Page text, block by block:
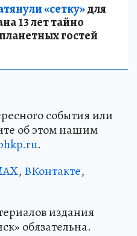
«сетку»для
13 лет тайно
гостей
события или
об этом нашим
.
, ВКонтакте,
издания
обязательна.